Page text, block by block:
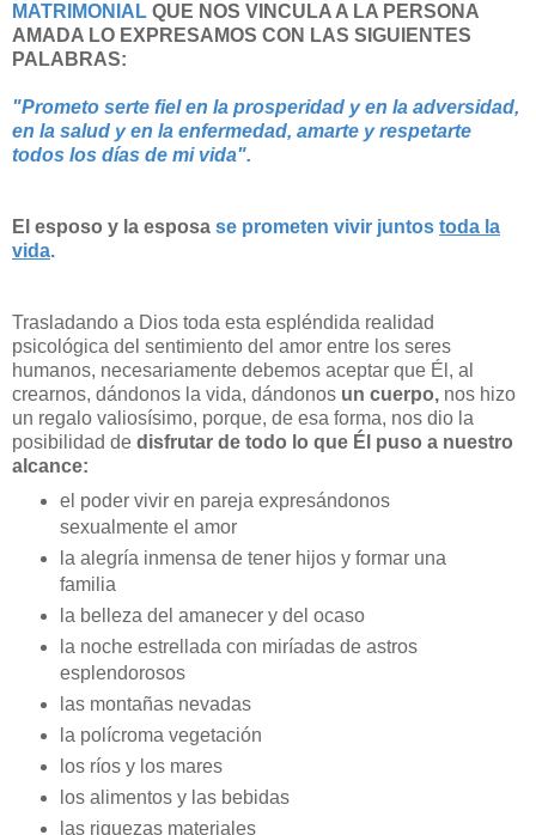
MATRIMONIAL QUE NOS VINCULA A LA PERSONA
AMADA LO EXPRESAMOS CON LAS SIGUIENTES
PALABRAS:
"Prometo serte fiel en la prosperidad y en la adversidad,
en la salud y en la enfermedad, amarte y respetarte
todos los días de mi vida".
El esposo y la esposa se prometen vivir juntos toda la
vida.
Trasladando a Dios toda esta espléndida realidad
psicológica del sentimiento del amor entre los seres
humanos, necesariamente debemos aceptar que Él, al
crearnos, dándonos la vida, dándonos un cuerpo, nos hizo
un regalo valiosísimo, porque, de esa forma, nos dio la
posibilidad de disfrutar de todo lo que Él puso a nuestro
alcance:
el poder vivir en pareja expresándonos
sexualmente el amor
la alegría inmensa de tener hijos y formar una
familia
la belleza del amanecer y del ocaso
la noche estrellada con miríadas de astros
esplendorosos
las montañas nevadas
la polícroma vegetación
los ríos y los mares
los alimentos y las bebidas
las riquezas materiales